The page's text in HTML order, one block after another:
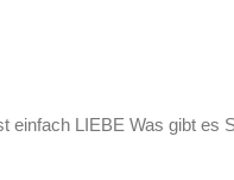
einfach LIEBE Was gibt es